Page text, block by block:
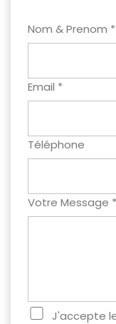
Nom & Prenom *
Email *
Téléphone
Votre Message *
J'accepte